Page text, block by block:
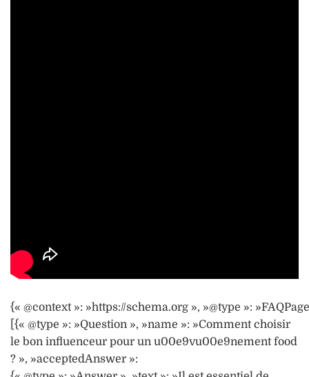
{« @context »: »https://schema.org », »@type »:
[{« @type »: »Question », »name »: »Comment choisir
le bon influenceur pour un u00e9vu00e9nement food
? », »acceptedAnswer »: